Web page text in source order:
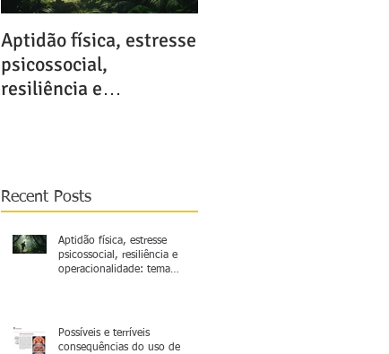
Aptidão física, estresse
psicossocial,
resiliência e
Recent Posts
Aptidão física, estresse
psicossocial, resiliência e
operacionalidade: tema
Possíveis e terríveis
consequências do uso de